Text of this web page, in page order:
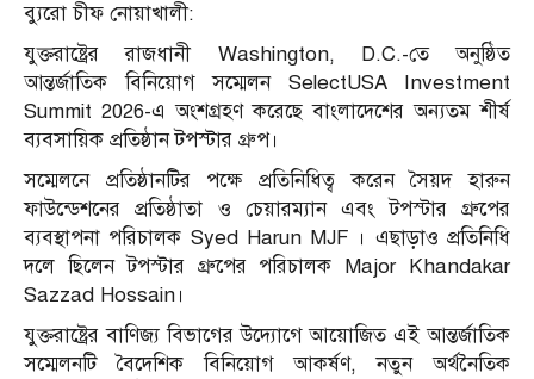
ব্যুরো চীফ নোয়াখালী:
যুক্তরাষ্ট্রের রাজধানী Washington, D.C.-তে অনুষ্ঠিত
আন্তর্জাতিক বিনিয়োগ সম্মেলন SelectUSA Investment
Summit 2026-এ অংশগ্রহণ করেছে বাংলাদেশের অন্যতম শীর্ষ
ব্যবসায়িক প্রতিষ্ঠান টপস্টার গ্রুপ।
সম্মেলনে প্রতিষ্ঠানটির পক্ষে প্রতিনিধিত্ব করেন সৈয়দ হারুন
ফাউন্ডেশনের প্রতিষ্ঠাতা ও চেয়ারম্যান এবং টপস্টার গ্রুপের
ব্যবস্থাপনা পরিচালক Syed Harun MJF । এছাড়াও প্রতিনিধি
দলে ছিলেন টপস্টার গ্রুপের পরিচালক Major Khandakar
Sazzad Hossain।
যুক্তরাষ্ট্রের বাণিজ্য বিভাগের উদ্যোগে আয়োজিত এই আন্তর্জাতিক
সম্মেলনটি বৈদেশিক বিনিয়োগ আকর্ষণ, নতুন অর্থনৈতিক